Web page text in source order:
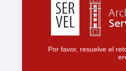
Por favor, resuelve el